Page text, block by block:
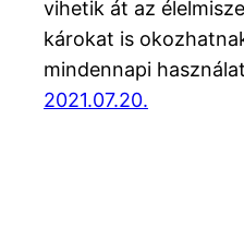
vihetik át az
károkat is
mindennapi
2021.07.20.